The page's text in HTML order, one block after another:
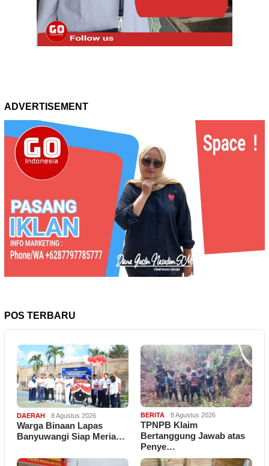
ADVERTISEMENT
POS TERBARU
DAERAH 8 Agustus 2026
Warga Binaan Lapas
Banyuwangi Siap Meria…
BERITA 8 Agustus 2026
TPNPB Klaim
Bertanggung Jawab atas
Penye…